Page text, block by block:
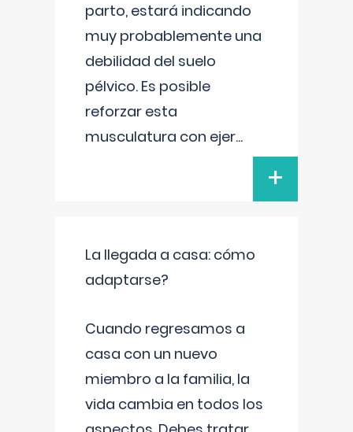
parto, estará indicando
muy probablemente una
debilidad del suelo
pélvico. Es posible
reforzar esta
musculatura con ejer...
+
La llegada a casa: cómo
adaptarse?
Cuando regresamos a
casa con un nuevo
miembro a la familia, la
vida cambia en todos los